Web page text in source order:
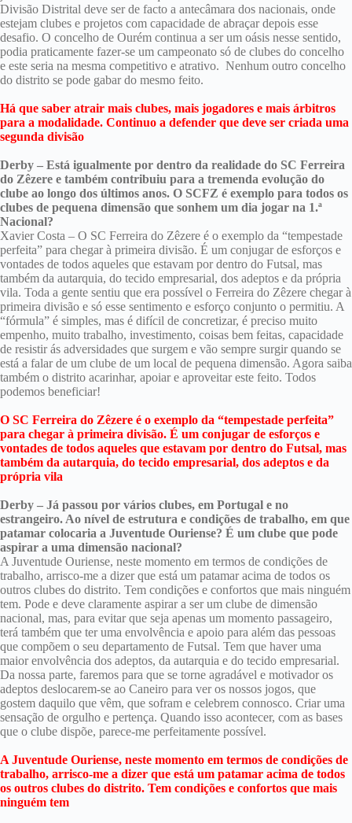
Divisão Distrital deve ser de facto a antecâmara dos nacionais, onde
estejam clubes e projetos com capacidade de abraçar depois esse
desafio. O concelho de Ourém continua a ser um oásis nesse sentido,
podia praticamente fazer-se um campeonato só de clubes do concelho
e este seria na mesma competitivo e atrativo. Nenhum outro concelho
do distrito se pode gabar do mesmo feito.
Há que saber atrair mais clubes, mais jogadores e mais árbitros
para a modalidade. Continuo a defender que deve ser criada uma
segunda divisão
Derby – Está igualmente por dentro da realidade do SC Ferreira
do Zêzere e também contribuiu para a tremenda evolução do
clube ao longo dos últimos anos. O SCFZ é exemplo para todos os
clubes de pequena dimensão que sonhem um dia jogar na 1.ª
Nacional?
Xavier Costa – O SC Ferreira do Zêzere é o exemplo da “tempestade
perfeita” para chegar à primeira divisão. É um conjugar de esforços e
vontades de todos aqueles que estavam por dentro do Futsal, mas
também da autarquia, do tecido empresarial, dos adeptos e da própria
vila. Toda a gente sentiu que era possível o Ferreira do Zêzere chegar à
primeira divisão e só esse sentimento e esforço conjunto o permitiu. A
“fórmula” é simples, mas é difícil de concretizar, é preciso muito
empenho, muito trabalho, investimento, coisas bem feitas, capacidade
de resistir ás adversidades que surgem e vão sempre surgir quando se
está a falar de um clube de um local de pequena dimensão. Agora saiba
também o distrito acarinhar, apoiar e aproveitar este feito. Todos
podemos beneficiar!
O SC Ferreira do Zêzere é o exemplo da “tempestade perfeita”
para chegar à primeira divisão. É um conjugar de esforços e
vontades de todos aqueles que estavam por dentro do Futsal, mas
também da autarquia, do tecido empresarial, dos adeptos e da
própria vila
Derby – Já passou por vários clubes, em Portugal e no
estrangeiro. Ao nível de estrutura e condições de trabalho, em que
patamar colocaria a Juventude Ouriense? É um clube que pode
aspirar a uma dimensão nacional?
A Juventude Ouriense, neste momento em termos de condições de
trabalho, arrisco-me a dizer que está um patamar acima de todos os
outros clubes do distrito. Tem condições e confortos que mais ninguém
tem. Pode e deve claramente aspirar a ser um clube de dimensão
nacional, mas, para evitar que seja apenas um momento passageiro,
terá também que ter uma envolvência e apoio para além das pessoas
que compõem o seu departamento de Futsal. Tem que haver uma
maior envolvência dos adeptos, da autarquia e do tecido empresarial.
Da nossa parte, faremos para que se torne agradável e motivador os
adeptos deslocarem-se ao Caneiro para ver os nossos jogos, que
gostem daquilo que vêm, que sofram e celebrem connosco. Criar uma
sensação de orgulho e pertença. Quando isso acontecer, com as bases
que o clube dispõe, parece-me perfeitamente possível.
A Juventude Ouriense, neste momento em termos de condições de
trabalho, arrisco-me a dizer que está um patamar acima de todos
os outros clubes do distrito. Tem condições e confortos que mais
ninguém tem